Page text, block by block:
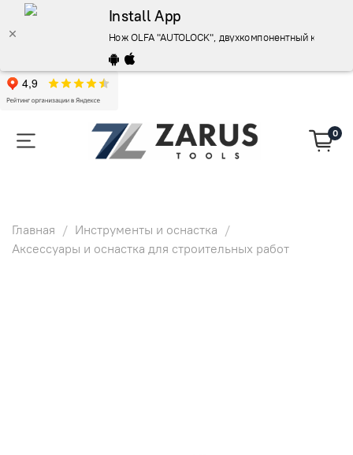
Install App
Нож OLFA "AUTOLOCK", двухкомпонентный
0
Главная
Инструменты и оснастка
Аксессуары и оснастка для строительных работ